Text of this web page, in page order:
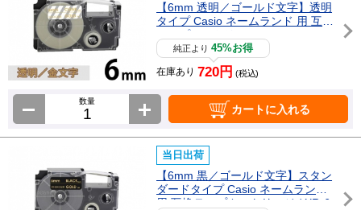
【6mm 透明／ゴールド文字】透明
タイプ Casio ネームランド 用 互換
テープカートリッジ / XR-6XG
純正より45%お得
在庫あり 720円 (税込)
数量
カートに入れる
当日出荷
【6mm 黒／ゴールド文字】スタン
ダードタイプ Casio ネームランド
用 互換テープカートリッジ / XR-6